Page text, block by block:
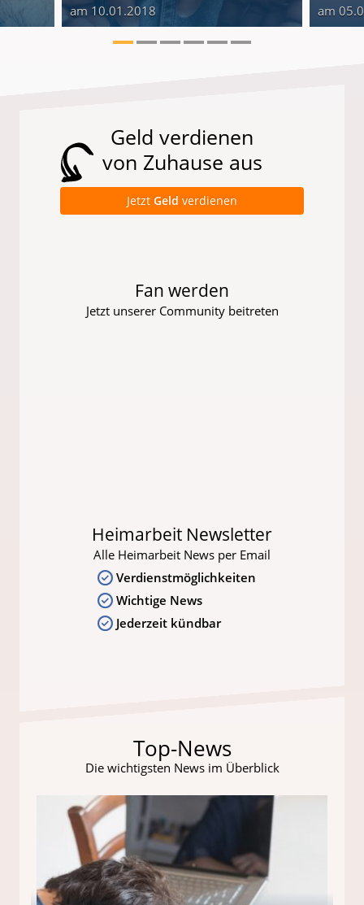
am 10.01.2018 am
Geld verdienen
von Zuhause aus
Jetzt Geld verdienen
Fan werden
Jetzt unserer Community beitreten
Heimarbeit Newsletter
Alle Heimarbeit News per Email
Verdienstmöglichkeiten
Wichtige News
Jederzeit kündbar
Top-News
Die wichtigsten News im Überblick